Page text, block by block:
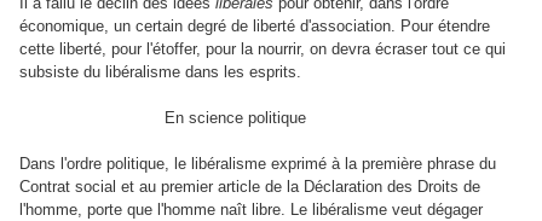
économique, un certain degré de liberté d'association. Pour étendre
cette liberté, pour l'étoffer, pour la nourrir, on devra écraser tout ce qui
subsiste du libéralisme dans les esprits.
En science politique
Dans l'ordre politique, le libéralisme exprimé à la première phrase du
Contrat social et au premier article de la Déclaration des Droits de
l'homme, porte que l'homme naît libre. Le libéralisme veut dégager